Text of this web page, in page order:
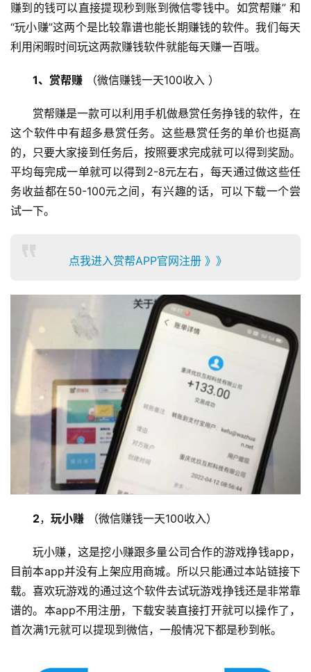
赚到的钱可以直接提现秒到账到微信零钱中。如赏帮赚” 和
“玩小赚”这两个是比较靠谱也能长期赚钱的软件。我们每天
利用闲暇时间玩这两款赚钱软件就能每天赚一百哦。
1、赏帮赚 （微信赚钱一天100收入 ）
赏帮赚是一款可以利用手机做悬赏任务挣钱的软件，在
这个软件中有超多悬赏任务。这些悬赏任务的单价也挺高
的，只要大家接到任务后，按照要求完成就可以得到奖励。
平均每完成一单就可以得到2-8元左右，每天通过做这些任
务收益都在50-100元之间，有兴趣的话，可以下载一个尝
试一下。
点我进入赏帮APP官网注册 》》
2， 玩小赚 （微信赚钱一天100收入）
玩小赚，这是挖小赚跟多量公司合作的游戏挣钱app，
目前本app并没有上架应用商城。所以只能通过本站链接下
载。喜欢玩游戏的通过这个软件去试玩游戏挣钱还是非常靠
谱的。本app不用注册，下载安装直接打开就可以操作了，
首次满1元就可以提现到微信，一般情况下都是秒到帐。